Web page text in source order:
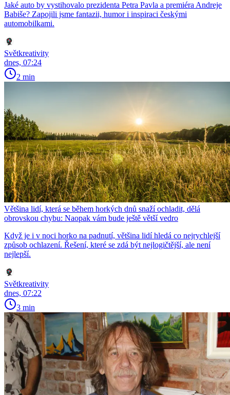
Jaké auto by vystihovalo prezidenta Petra Pavla a premiéra Andreje
Babiše? Zapojili jsme fantazii, humor i inspiraci českými
automobilkami.
Světkreativity
dnes, 07:24
2 min
Většina lidí, která se během horkých dnů snaží ochladit, dělá
obrovskou chybu: Naopak vám bude ještě větší vedro
Když je i v noci horko na padnutí, většina lidí hledá co nejrychlejší
způsob ochlazení. Řešení, které se zdá být nejlogičtější, ale není
nejlepší.
Světkreativity
dnes, 07:22
3 min